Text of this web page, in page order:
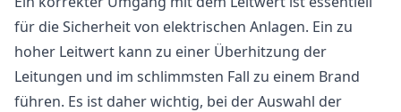
für die Sicherheit von elektrischen Anlagen. Ein zu
hoher Leitwert kann zu einer Überhitzung der
Leitungen und im schlimmsten Fall zu einem Brand
führen. Es ist daher wichtig, bei der Auswahl der